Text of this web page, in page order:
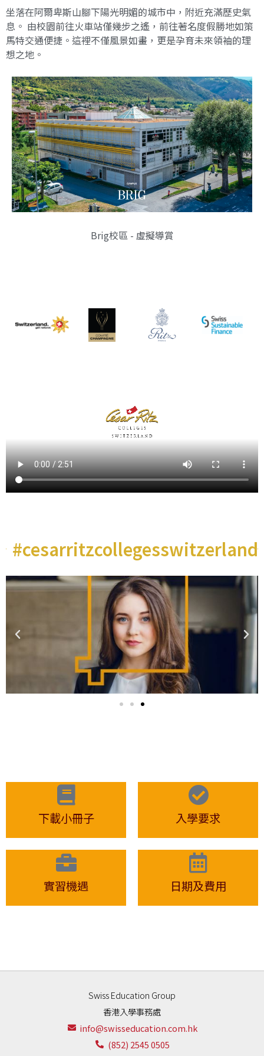
坐落在阿爾卑斯山腳下陽光明媚的城市中，附近充滿歷史氣
息。 由校園前往火車站僅幾步之遙，前往著名度假勝地如策
馬特交通便捷。這裡不僅風景如畫，更是孕育未來領袖的理
想之地。
Brig校區 - 虛擬導賞
#cesarritzcollegesswitzerland
下載小冊子 入學要求
實習機遇 日期及費用
Swiss Education Group
香港入學事務處
info@swisseducation.com.hk
(852) 2545 0505